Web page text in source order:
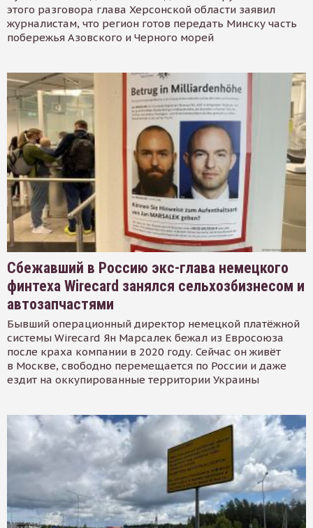
этого разговора глава Херсонской области заявил
журналистам, что регион готов передать Минску часть
побережья Азовского и Черного морей
Сбежавший в Россию экс-глава немецкого
финтеха Wirecard занялся сельхозбизнесом и
автозапчастями
Бывший операционный директор немецкой платёжной
системы Wirecard Ян Марсалек бежал из Евросоюза
после краха компании в 2020 году. Сейчас он живёт
в Москве, свободно перемещается по России и даже
ездит на оккупированные территории Украины